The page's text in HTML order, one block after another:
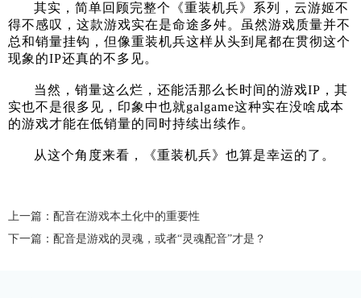
其实，简单回顾完整个《重装机兵》系列，云游姬不
得不感叹，这款游戏实在是命途多舛。虽然游戏质量并不
总和销量挂钩，但像重装机兵这样从头到尾都在贯彻这个
现象的IP还真的不多见。
当然，销量这么烂，还能活那么长时间的游戏IP，其
实也不是很多见，印象中也就galgame这种实在没啥成本
的游戏才能在低销量的同时持续出续作。
从这个角度来看，《重装机兵》也算是幸运的了。
上一篇：配音在游戏本土化中的重要性
下一篇：配音是游戏的灵魂，或者“灵魂配音”才是？